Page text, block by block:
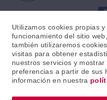
© 2026 · Il·lustre
Utilizamos cookies propias
funcionamiento del sitio
también utilizaremos
visitas para obtener
nuestros servicios y
preferencias a partir de sus
información en nuestra